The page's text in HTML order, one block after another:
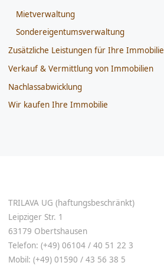
Mietverwaltung
Sondereigentumsverwaltung
Zusätzliche Leistungen für Ihre Immobilie
Verkauf & Vermittlung von Immobilien
Nachlassabwicklung
Wir kaufen Ihre Immobilie
TRILAVA UG (haftungsbeschränkt)
Leipziger Str. 1
63179 Obertshausen
Telefon: (+49) 06104 / 40 51 22 3
Mobil: (+49) 01590 / 43 56 38 5